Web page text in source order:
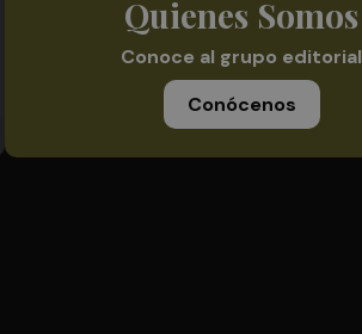
Quienes Somos
Conoce al grupo editorial
Conócenos